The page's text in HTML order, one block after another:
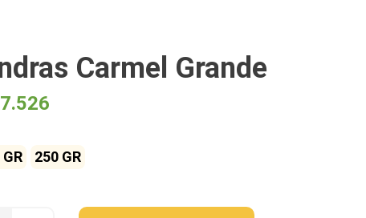
Carmel Grande
7.526
250 GR